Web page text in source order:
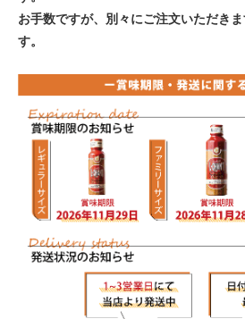
お手数ですが、別々にご注文いただき
す。